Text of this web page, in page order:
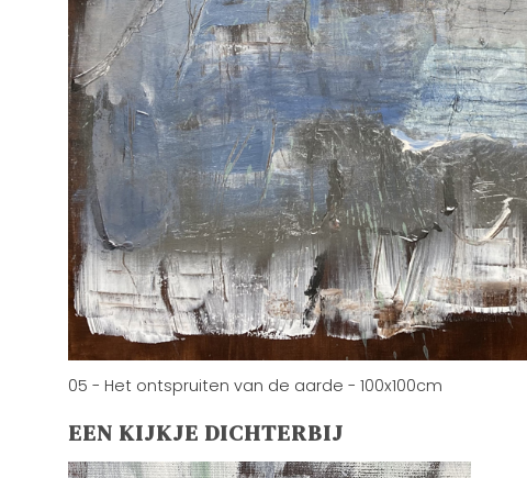
05 - Het ontspruiten van de aarde - 100x100cm
EEN KIJKJE DICHTERBIJ